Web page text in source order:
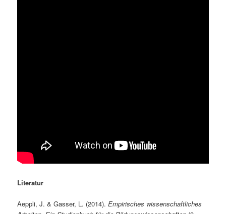
Literatur
Aeppli, J. & Gasser, L. (2014).Empirisches wissenschaftliches